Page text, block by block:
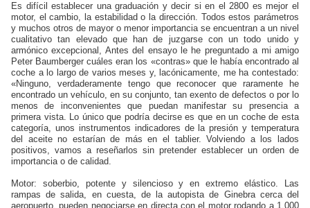
Es difícil establecer una graduación y decir si en el 2800 es mejor el
motor, el cambio, la estabilidad o la dirección. Todos estos parámetros
y muchos otros de mayor o menor importancia se encuentran a un nivel
cualitativo tan elevado que han de juzgarse con un todo unido y
armónico excepcional, Antes del ensayo le he preguntado a mi amigo
Peter Baumberger cuáles eran los «contras» que le había encontrado al
coche a lo largo de varios meses y, lacónicamente, me ha contestado:
«Ninguno, verdaderamente tengo que reconocer que raramente he
encontrado un vehículo, en su conjunto, tan exento de defectos o por lo
menos de inconvenientes que puedan manifestar su presencia a
primera vista. Lo único que podría decirse es que en un coche de esta
categoría, unos instrumentos indicadores de la presión y temperatura
del aceite no estarían de más en el tablier. Volviendo a los lados
positivos, vamos a reseñarlos sin pretender establecer un orden de
importancia o de calidad.
Motor: soberbio, potente y silencioso y en extremo elástico. Las
rampas de salida, en cuesta, de la autopista de Ginebra cerca del
aeropuerto, pueden negociarse en directa con el motor rodando a 1.000